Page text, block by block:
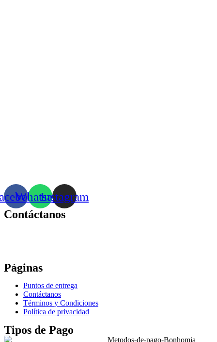
WhatsappInstagram
Contáctanos
Páginas
Puntos de entrega
Contáctanos
Términos y Condiciones
Política de privacidad
Tipos de Pago